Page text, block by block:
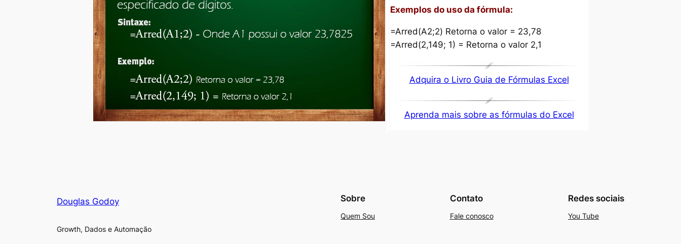
Exemplos do uso da fórmula:
=Arred(A2;2) Retorna o valor = 23,78
=Arred(2,149; 1) = Retorna o valor 2,1
Adquira o Livro Guia de Fórmulas Excel
Aprenda mais sobre as fórmulas do Excel
Douglas Godoy
Growth, Dados e Automação
Sobre
Quem Sou
Contato
Fale conosco
Redes sociais
You Tube